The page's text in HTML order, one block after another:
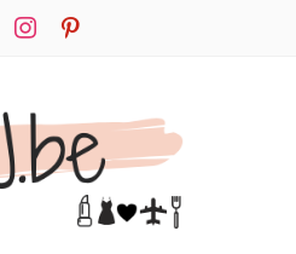
instagrampinterest